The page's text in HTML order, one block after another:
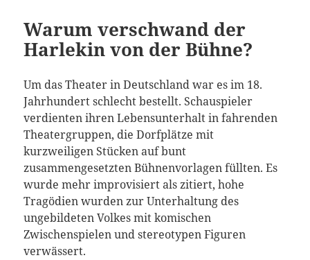
Warum verschwand der
Harlekin von der Bühne?
Um das Theater in Deutschland war es im 18.
Jahrhundert schlecht bestellt. Schauspieler
verdienten ihren Lebensunterhalt in fahrenden
Theatergruppen, die Dorfplätze mit
kurzweiligen Stücken auf bunt
zusammengesetzten Bühnenvorlagen füllten.Es
wurde mehr improvisiert als zitiert, hohe
Tragödien wurden zur Unterhaltung des
ungebildeten Volkes mit komischen
Zwischenspielen und stereotypen Figuren
verwässert.